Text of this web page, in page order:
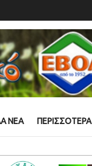
ΝΕΑ ΠΕΡΙΣΣΟΤΕΡΑ